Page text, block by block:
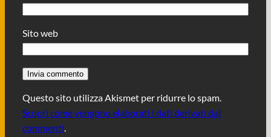
Sito web
Questo sito utilizza Akismet per ridurre lo spam.
Scopri come vengono elaborati i dati derivati dai
commenti.